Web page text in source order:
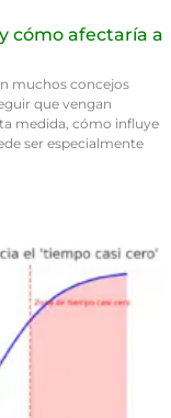
cómo afectaría a
muchos concejos
que vengan
medida, cómo influye
ser especialmente